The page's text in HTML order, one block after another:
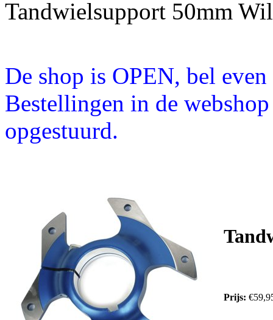
Tandwielsupport 50mm
De shop is OPEN, bel
Bestellingen in de
opgestuurd.
Prijs: